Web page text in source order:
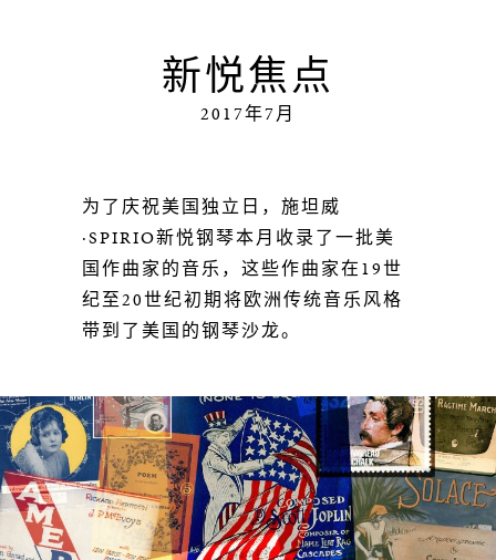
新悦焦点
2017年7月
为了庆祝美国独立日，施坦威
·SPIRIO新悦钢琴本月收录了一批美
国作曲家的音乐，这些作曲家在19世
纪至20世纪初期将欧洲传统音乐风格
带到了美国的钢琴沙龙。